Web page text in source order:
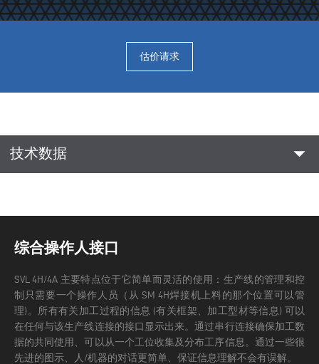
估价请求
技术数据 arrow_drop_down
综合操作人接口
SVL 4H/4A 主要特点位于它简单而灵活的使用：生产线的管理和控
制只需要一个操作人员（从 SM 4H焊接机上料的那个位置可以管
理)。所有有关加工过程的信息 (有关框架、加工型材等信息) 可以
在任何与该生产线连接的接口显示出来。通过串行连接确保加工数
据的共同使用、可以从一个工位收集及分布工序信息。通过一些很
先进的图示、人/机器的对话更简单、保证信息理解不会有误解。